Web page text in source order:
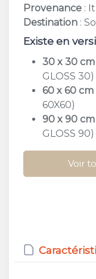
Provenance :
Destination :
Existe en
30 x 30 cm
GLOSS 30)
60 x 60 cm
60X60)
90 x 90 cm
GLOSS 90)
Voir